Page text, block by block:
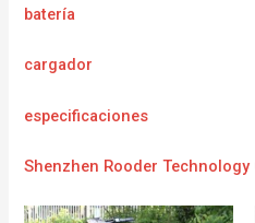
batería
cargador
especificaciones
Shenzhen Rooder Technology